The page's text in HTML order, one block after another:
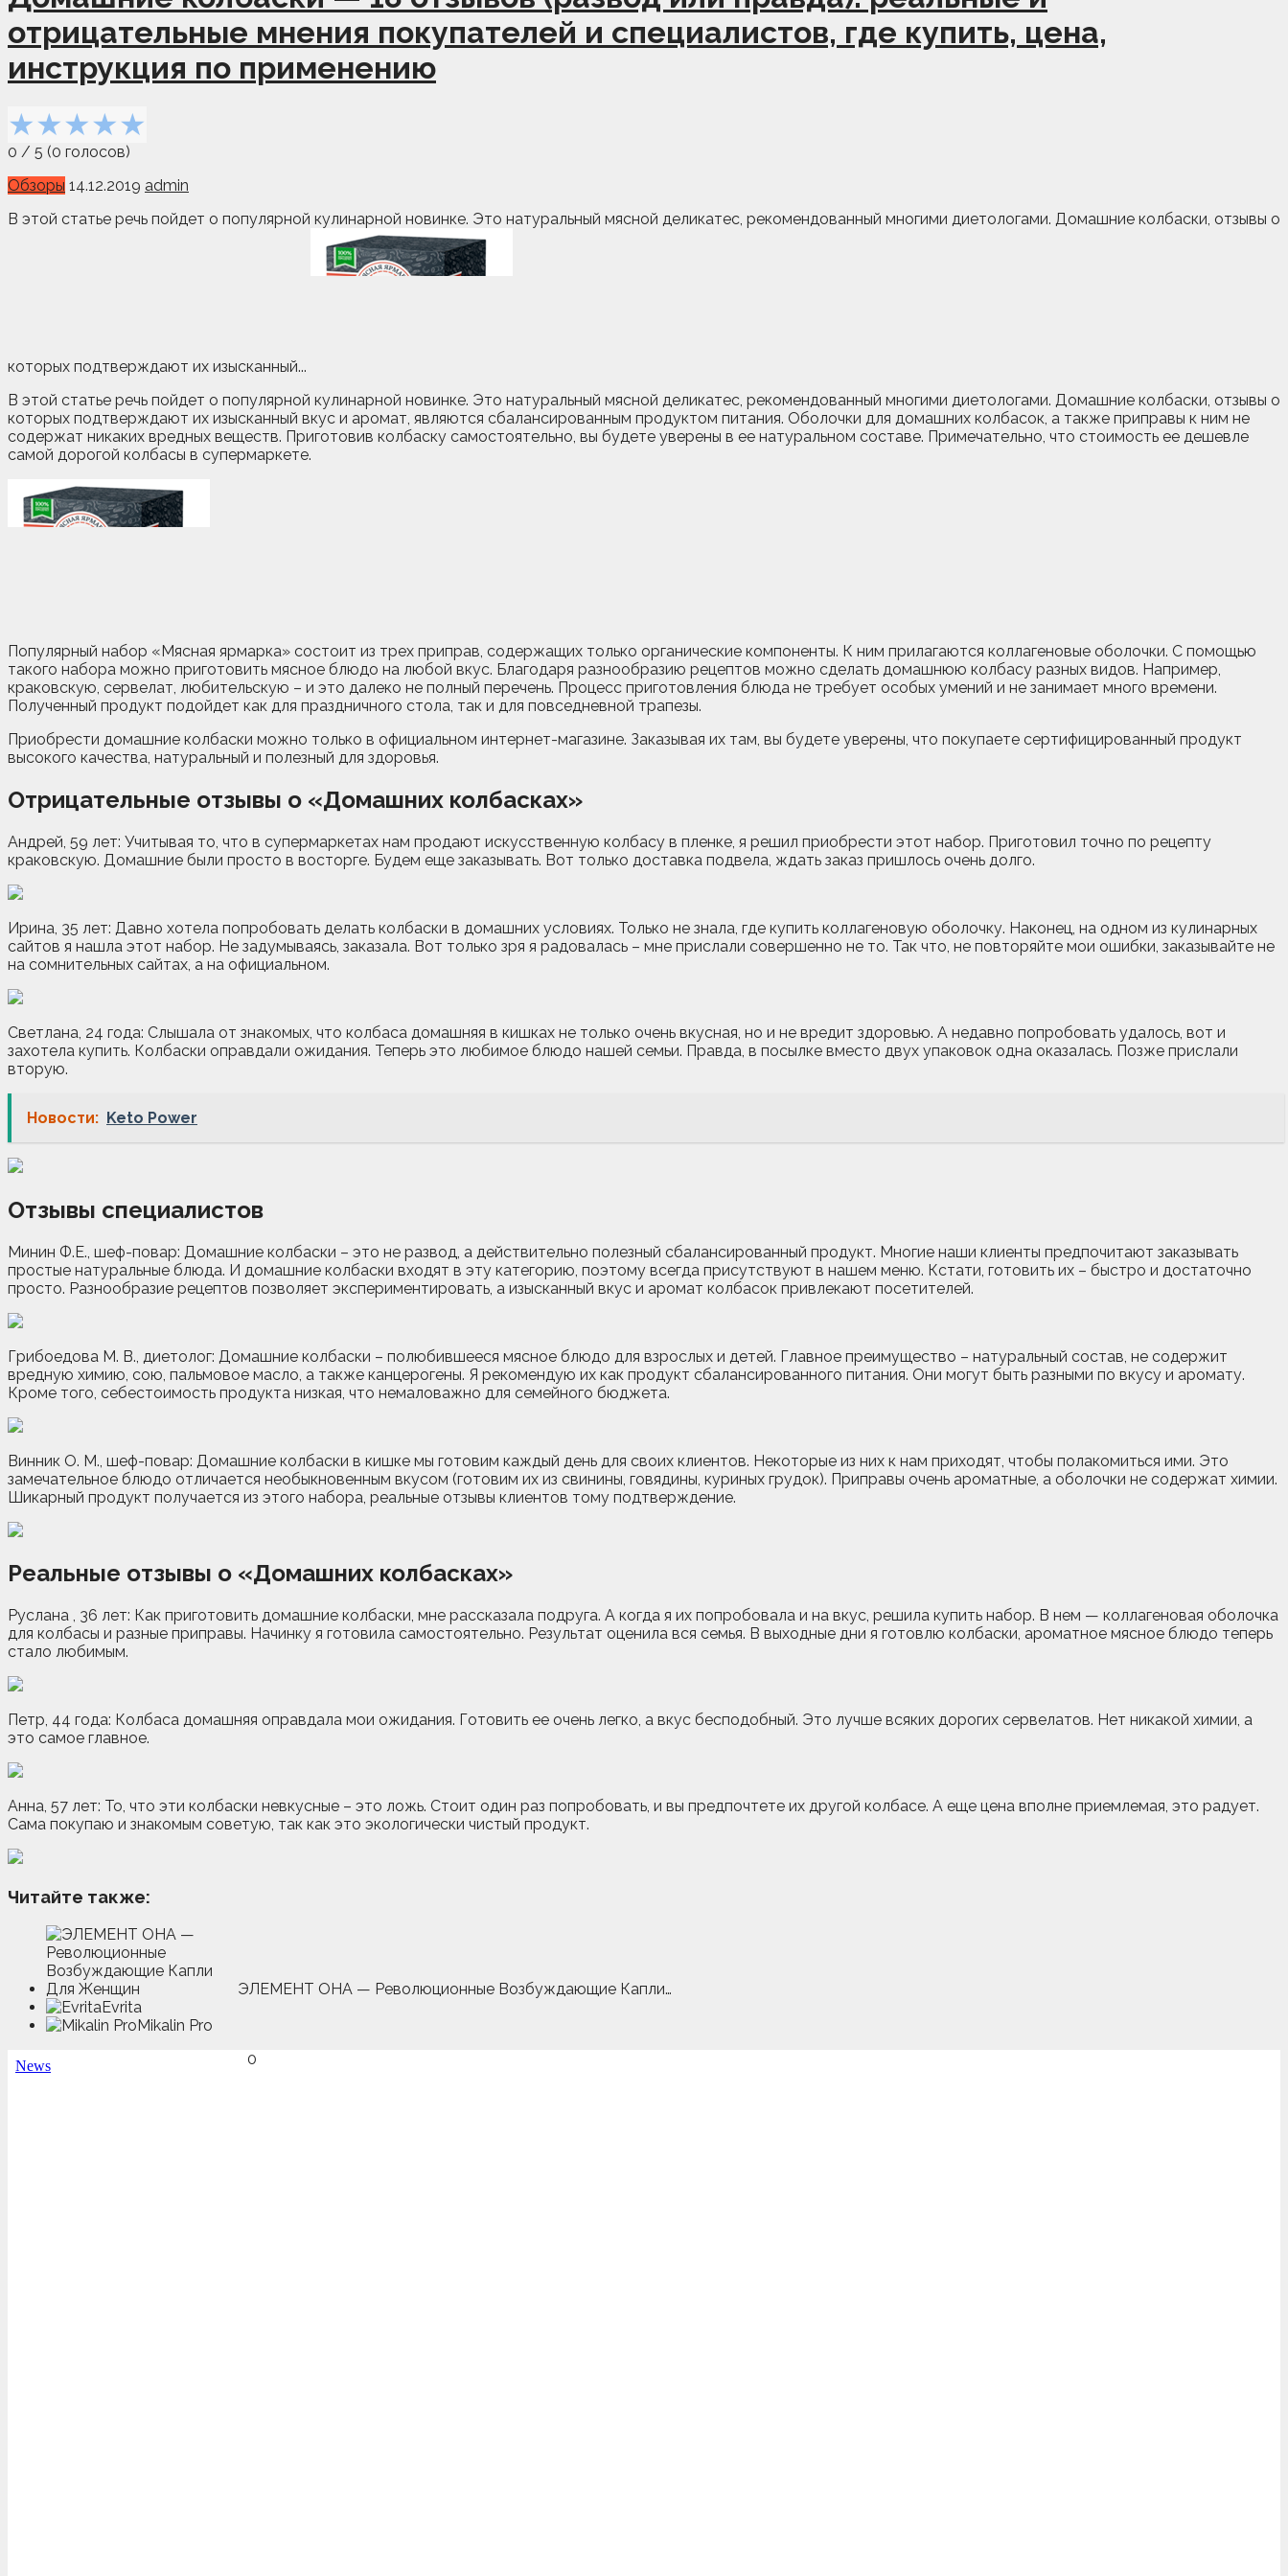
отрицательные мнения покупателей и специалистов, где купить, цена,
инструкция по применению
★★★★★
0 / 5 (0 голосов)
Обзоры 14.12.2019 admin
В этой статье речь пойдет о популярной кулинарной новинке. Это натуральный мясной деликатес, рекомендованный многими диетологами. Домашние колбаски, отзывы о
которых подтверждают их изысканный...
В этой статье речь пойдет о популярной кулинарной новинке. Это натуральный мясной деликатес, рекомендованный многими диетологами. Домашние колбаски, отзывы о
которых подтверждают их изысканный вкус и аромат, являются сбалансированным продуктом питания. Оболочки для домашних колбасок, а также приправы к ним не
содержат никаких вредных веществ. Приготовив колбаску самостоятельно, вы будете уверены в ее натуральном составе. Примечательно, что стоимость ее дешевле
самой дорогой колбасы в супермаркете.
Популярный набор «Мясная ярмарка» состоит из трех приправ, содержащих только органические компоненты. К ним прилагаются коллагеновые оболочки. С помощью
такого набора можно приготовить мясное блюдо на любой вкус. Благодаря разнообразию рецептов можно сделать домашнюю колбасу разных видов. Например,
краковскую, сервелат, любительскую – и это далеко не полный перечень. Процесс приготовления блюда не требует особых умений и не занимает много времени.
Полученный продукт подойдет как для праздничного стола, так и для повседневной трапезы.
Приобрести домашние колбаски можно только в официальном интернет-магазине. Заказывая их там, вы будете уверены, что покупаете сертифицированный продукт
высокого качества, натуральный и полезный для здоровья.
Отрицательные отзывы о «Домашних колбасках»
Андрей, 59 лет: Учитывая то, что в супермаркетах нам продают искусственную колбасу в пленке, я решил приобрести этот набор. Приготовил точно по рецепту
краковскую. Домашние были просто в восторге. Будем еще заказывать. Вот только доставка подвела, ждать заказ пришлось очень долго.
Ирина, 35 лет: Давно хотела попробовать делать колбаски в домашних условиях. Только не знала, где купить коллагеновую оболочку. Наконец, на одном из кулинарных
сайтов я нашла этот набор. Не задумываясь, заказала. Вот только зря я радовалась – мне прислали совершенно не то. Так что, не повторяйте мои ошибки, заказывайте не
на сомнительных сайтах, а на официальном.
Светлана, 24 года: Слышала от знакомых, что колбаса домашняя в кишках не только очень вкусная, но и не вредит здоровью. А недавно попробовать удалось, вот и
захотела купить. Колбаски оправдали ожидания. Теперь это любимое блюдо нашей семьи. Правда, в посылке вместо двух упаковок одна оказалась. Позже прислали
вторую.
Новости: Keto Power
Отзывы специалистов
Минин Ф.Е., шеф-повар: Домашние колбаски – это не развод, а действительно полезный сбалансированный продукт. Многие наши клиенты предпочитают заказывать
простые натуральные блюда. И домашние колбаски входят в эту категорию, поэтому всегда присутствуют в нашем меню. Кстати, готовить их – быстро и достаточно
просто. Разнообразие рецептов позволяет экспериментировать, а изысканный вкус и аромат колбасок привлекают посетителей.
Грибоедова М. В., диетолог: Домашние колбаски – полюбившееся мясное блюдо для взрослых и детей. Главное преимущество – натуральный состав, не содержит
вредную химию, сою, пальмовое масло, а также канцерогены. Я рекомендую их как продукт сбалансированного питания. Они могут быть разными по вкусу и аромату.
Кроме того, себестоимость продукта низкая, что немаловажно для семейного бюджета.
Винник О. М., шеф-повар: Домашние колбаски в кишке мы готовим каждый день для своих клиентов. Некоторые из них к нам приходят, чтобы полакомиться ими. Это
замечательное блюдо отличается необыкновенным вкусом (готовим их из свинины, говядины, куриных грудок). Приправы очень ароматные, а оболочки не содержат химии.
Шикарный продукт получается из этого набора, реальные отзывы клиентов тому подтверждение.
Реальные отзывы о «Домашних колбасках»
Руслана , 36 лет: Как приготовить домашние колбаски, мне рассказала подруга. А когда я их попробовала и на вкус, решила купить набор. В нем — коллагеновая оболочка
для колбасы и разные приправы. Начинку я готовила самостоятельно. Результат оценила вся семья. В выходные дни я готовлю колбаски, ароматное мясное блюдо теперь
стало любимым.
Петр, 44 года: Колбаса домашняя оправдала мои ожидания. Готовить ее очень легко, а вкус бесподобный. Это лучше всяких дорогих сервелатов. Нет никакой химии, а
это самое главное.
Анна, 57 лет: То, что эти колбаски невкусные – это ложь. Стоит один раз попробовать, и вы предпочтете их другой колбасе. А еще цена вполне приемлемая, это радует.
Сама покупаю и знакомым советую, так как это экологически чистый продукт.
Читайте также:
ЭЛЕМЕНТ ОНА — Революционные Возбуждающие Капли…
Evrita
Mikalin Pro
0